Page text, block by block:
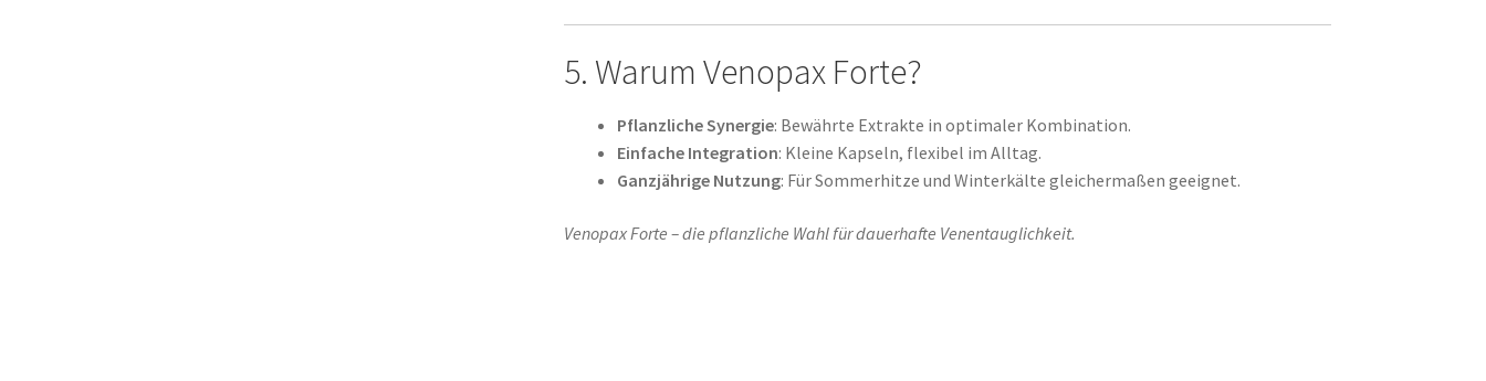
5. Warum Venopax Forte?
Pflanzliche Synergie: Bewährte Extrakte in optimaler Kombination.
Einfache Integration: Kleine Kapseln, flexibel im Alltag.
Ganzjährige Nutzung: Für Sommerhitze und Winterkälte gleichermaßen geeignet.
Venopax Forte – die pflanzliche Wahl für dauerhafte Ve­nentauglichkeit.